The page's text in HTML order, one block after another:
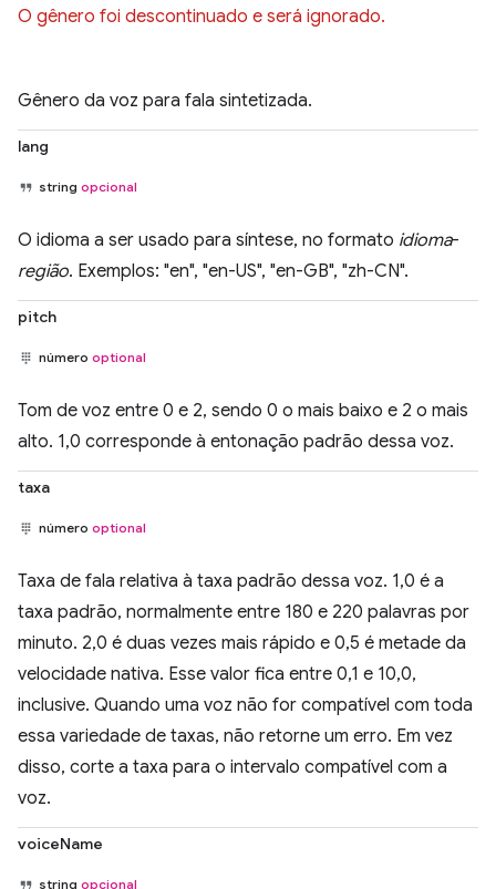
O gênero foi descontinuado e será ignorado.
Gênero da voz para fala sintetizada.
lang
string opcional
O idioma a ser usado para síntese, no formato idioma-
região. Exemplos: "en", "en-US", "en-GB", "zh-CN".
pitch
número optional
Tom de voz entre 0 e 2, sendo 0 o mais baixo e 2 o mais
alto. 1,0 corresponde à entonação padrão dessa voz.
taxa
número optional
Taxa de fala relativa à taxa padrão dessa voz. 1,0 é a
taxa padrão, normalmente entre 180 e 220 palavras por
minuto. 2,0 é duas vezes mais rápido e 0,5 é metade da
velocidade nativa. Esse valor fica entre 0,1 e 10,0,
inclusive. Quando uma voz não for compatível com toda
essa variedade de taxas, não retorne um erro. Em vez
disso, corte a taxa para o intervalo compatível com a
voz.
voiceName
string opcional